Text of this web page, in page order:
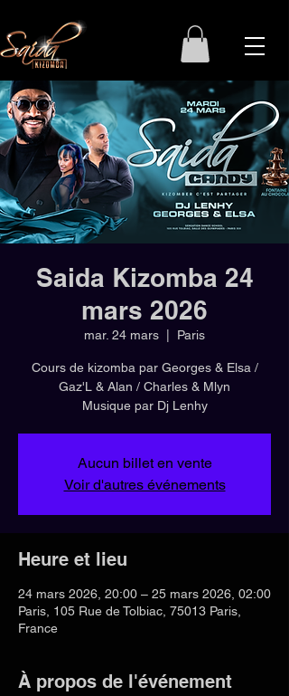
Saida Kizomba 24
mars 2026
mar. 24 mars Paris
Cours de kizomba par Georges & Elsa /
Gaz'L & Alan / Charles & Mlyn
Musique par Dj Lenhy
Aucun billet en vente
Voir d'autres événements
Heure et lieu
24 mars 2026, 20:00 – 25 mars 2026, 02:00
Paris, 105 Rue de Tolbiac, 75013 Paris,
France
À propos de l'événement